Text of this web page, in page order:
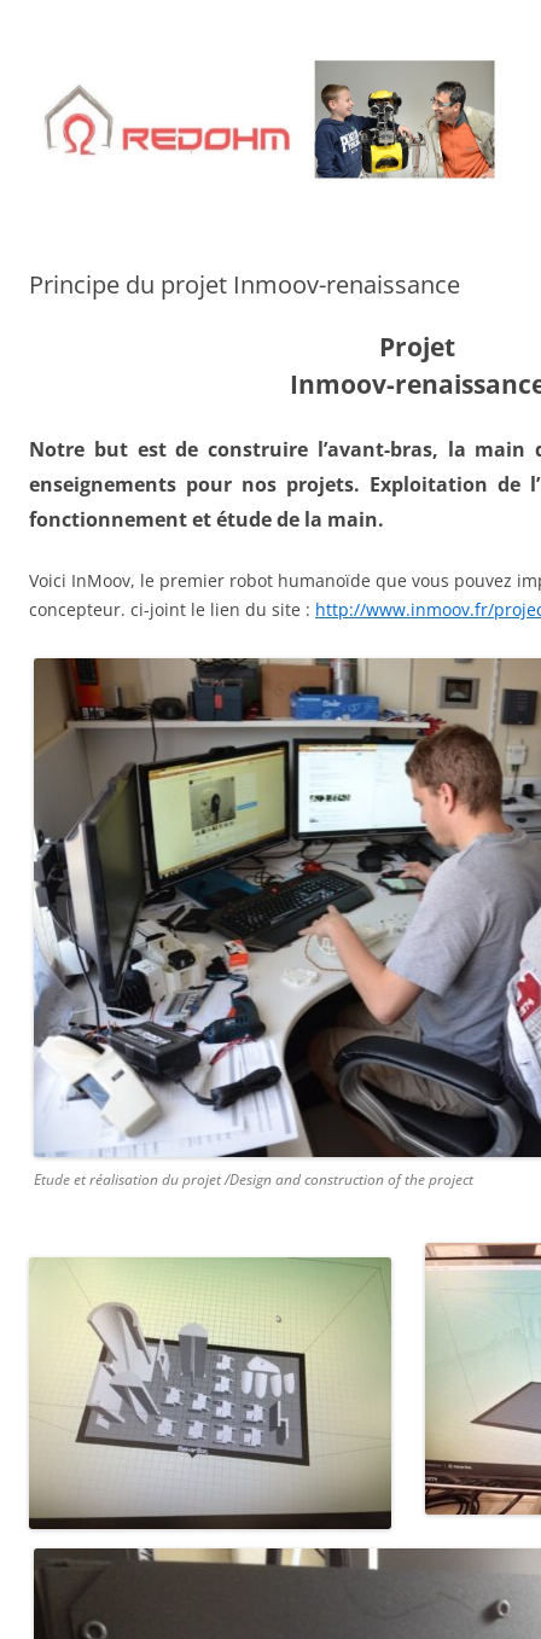
Principe du projet Inmoov-renaissance
Projet
Inmoov-
Notre but est de construire l’avant-bras, la
enseignements pour nos projets. Exploitation de
fonctionnement et étude de la main.
Voici InMoov, le premier robot humanoïde que vous pouvez
concepteur. ci-joint le lien du site : http://www.inmoov.fr/
Etude et réalisation du projet /Design and construction of the project